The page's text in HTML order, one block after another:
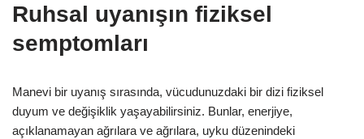
Ruhsal uyanışın fiziksel
semptomları
Manevi bir uyanış sırasında, vücudunuzdaki bir dizi fiziksel
duyum ve değişiklik yaşayabilirsiniz. Bunlar, enerjiye,
açıklanamayan ağrılara ve ağrılara, uyku düzenindeki